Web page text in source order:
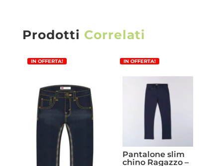
Prodotti Correlati
IN OFFERTA! IN OFFERTA!
Pantalone slim
chino Ragazzo –